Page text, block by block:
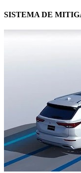
SISTEMA DE